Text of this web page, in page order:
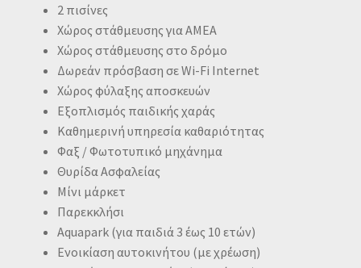
2 πισίνες
Χώρος στάθμευσης για ΑΜΕΑ
Χώρος στάθμευσης στο δρόμο
Δωρεάν πρόσβαση σε Wi-Fi Internet
Χώρος φύλαξης αποσκευών
Εξοπλισμός παιδικής χαράς
Καθημερινή υπηρεσία καθαριότητας
Φαξ / Φωτοτυπικό μηχάνημα
Θυρίδα Ασφαλείας
Μίνι μάρκετ
Παρεκκλήσι
Aquapark (για παιδιά 3 έως 10 ετών)
Ενοικίαση αυτοκινήτου (με χρέωση)